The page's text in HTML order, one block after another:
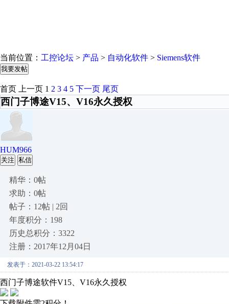
当前位置： 工控论坛 > 产品 > 自动化软件 > Siemens软件
我要发帖
首页 上一页 1 2 3 4 5 下一页 尾页
西门子博途V15、V16永久授权
HUM966
关注 私信
精华：0帖
求助：0帖
帖子：12帖 | 2回
年度积分：198
历史总积分：3322
注册：2017年12月04日
发表于：2021-03-22 13:54:17
西门子博途软件V15、V16永久授权